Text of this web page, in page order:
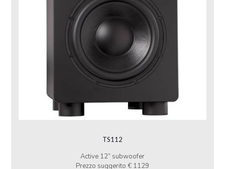
TS112
Active 12” subwoofer
Prezzo suggerito € 1129